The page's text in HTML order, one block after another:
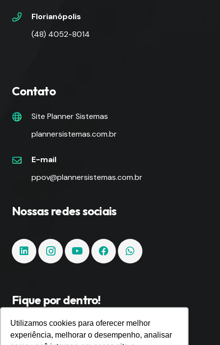
Utilizamos cookies para oferecer melhor
experiência, melhorar o desempenho, analisar
Florianópolis
(48) 4052-8014
Contato
Site Planner Sistemas
plannersistemas.com.br
E-mail
ppov@plannersistemas.com.br
Nossas redes sociais
Fique por dentro!
Inscreva-se e fique por dentro de todas as
tendências e inovações.